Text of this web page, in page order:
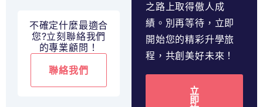
不確定什麼最適合
您?立刻聯絡我們
的專業顧問！
聯絡我們
之路上取得傲人成
績。別再等待，立即
開始您的精彩升學旅
程，共創美好未來！
立
即